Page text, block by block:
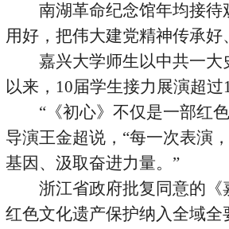
南湖革命纪念馆年均接待
用好，把伟大建党精神传承好
嘉兴大学师生以中共一大
以来，10届学生接力展演超过
“《初心》不仅是一部红
导演王金超说，“每一次表演
基因、汲取奋进力量。”
浙江省政府批复同意的《
红色文化遗产保护纳入全域